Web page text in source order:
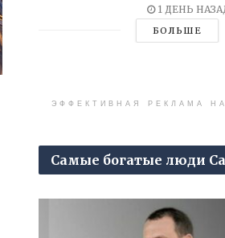
1 ДЕНЬ
БОЛЬШЕ
ЭФФЕКТИВНАЯ РЕКЛАМА НА
Самые богатые люди